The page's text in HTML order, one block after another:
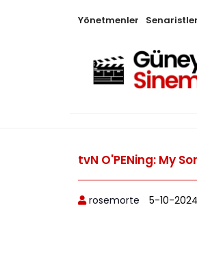
Yönetmenler Senaristler
tvN O'PENing: My
rosemorte 5-10-